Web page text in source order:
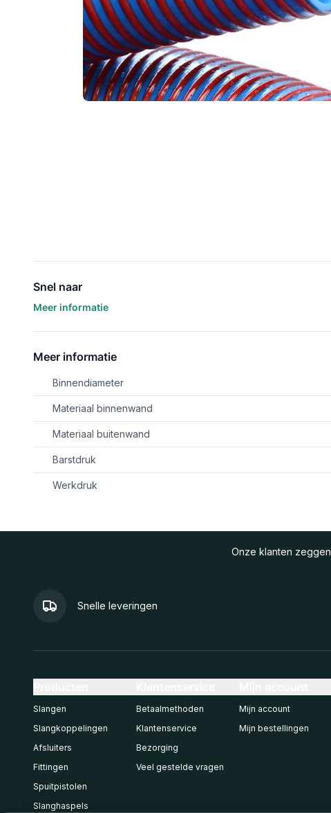
Snel naar
Meer informatie
Meer informatie
Binnendiameter
Materiaal binnenwand
Materiaal buitenwand
Barstdruk
Werkdruk
Onze klanten zeggen
Snelle leveringen
Slangen
Slangkoppelingen
Afsluiters
Fittingen
Spuitpistolen
Slanghaspels
Betaalmethoden
Klantenservice
Bezorging
Veel gestelde vragen
Mijn account
Mijn bestellingen